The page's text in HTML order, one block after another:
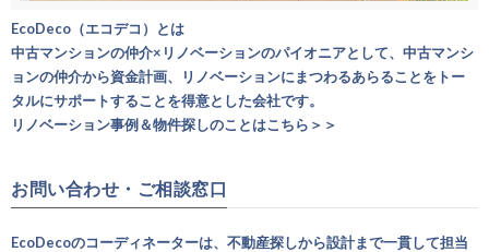
EcoDeco（エコデコ）とは
中古マンションの仲介×リノベーションのパイオニアとして、中古マンシ
ョンの仲介から資金計画、リノベーションにまつわるあらることをトー
タルにサポートすることを得意とした会社です。
リノベーション事例＆物件探しのことはこちら＞＞
お問い合わせ・ご相談窓口
EcoDecoのコーディネーターは、不動産探しから設計まで一貫して担当